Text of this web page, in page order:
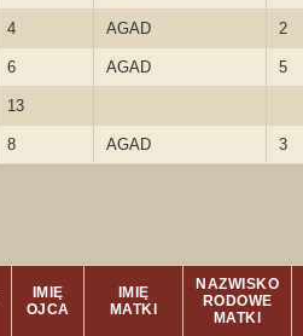
4 AGAD 2
6 AGAD 5
13
8 AGAD 3
IMIĘ
OJCA
IMIĘ
MATKI
NAZWISKO
RODOWE
MATKI